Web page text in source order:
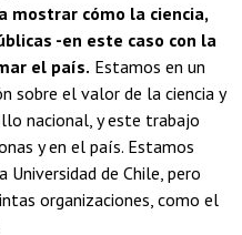
mostrar cómo la ciencia,
-en este caso con la
el país. Estamos en un
sobre el valor de la ciencia y
nacional, y este trabajo
y en el país. Estamos
de Chile, pero
organizaciones, como el